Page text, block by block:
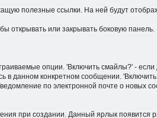
полезные ссылки. На ней будут
открывать или закрывать боковую
опции. 'Включить смайлы?' -
в данном конкретном сообщении.
по электронной почте о
при создании. Данный ярлык